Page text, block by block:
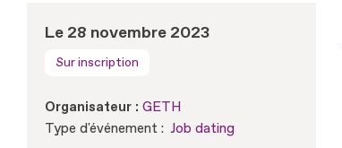
Le 28 novembre 2023
Sur inscription
Organisateur : GETH
Type d'événement : Job dating